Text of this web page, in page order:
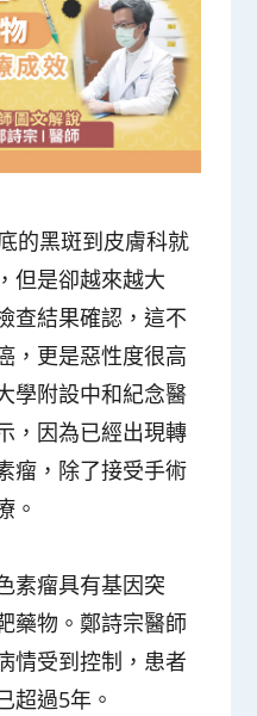
的黑斑到皮膚科就
但是卻越來越大
查結果確認，這不
，更是惡性度很高
學附設中和紀念醫
，因為已經出現轉
瘤，除了接受手術
。
素瘤具有基因突
藥物。鄭詩宗醫師
情受到控制，患者
超過5年。